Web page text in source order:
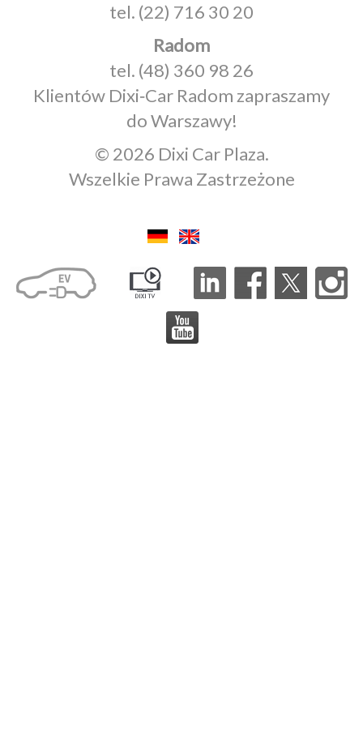
tel. (22) 716 30 20
Radom
tel. (48) 360 98 26
Klientów Dixi‑Car Radom zapraszamy
do Warszawy!
© 2026 Dixi Car Plaza.
Wszelkie Prawa Zastrzeżone